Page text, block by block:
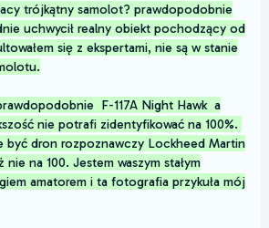
trójkątny samolot? prawdopodobnie
uchwycił realny obiekt pochodzący od
się z ekspertami, nie są w stanie
F-117A Night Hawk a
nie potrafi zidentyfikować na 100%.
dron rozpoznawczy Lockheed Martin
na 100. Jestem waszym stałym
amatorem i ta fotografia przykuła mój